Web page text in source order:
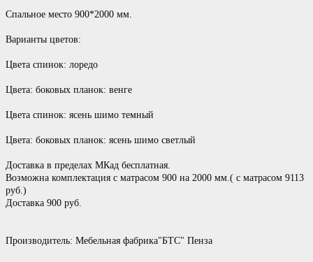
Спальное место 900*2000 мм.
Варианты цветов:
Цвета спинок: лоредо
Цвета: боковых планок: венге
Цвета спинок: ясень шимо темный
Цвета: боковых планок: ясень шимо светлый
Доставка в пределах МКад бесплатная.
Возможна комплектация с матрасом 900 на 2000 мм.( с матрасом 9113
руб.)
Доставка 900 руб.
Производитель: Мебельная фабрика"БТС" Пенза